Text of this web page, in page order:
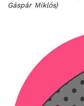
Gáspár Miklós)